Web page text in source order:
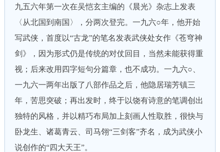
九五六年第一次在吴恺玄主编的《晨光》杂志上发表
〈从北国到南国〉，分两次登完。一九六○年，他开始
写武侠，首度以“古龙”的笔名发表武侠处女作《苍穹神
剑》，因为形式仍是传统的对仗回目，当然未能获得重
视；后来改用四字短句分篇章，也不成功。一九六○、
一九六一两年出版了八部作品之后，他隐居瑞芳镇三
年，苦思突破；再出发时，终于以饶有诗意的笔调创出
独特的风格，并以精巧布局加上刻画人性取胜，很快与
卧龙生、诸葛青云、司马翎“三剑客”齐名，成为武侠小
说创作的“四大天王”。